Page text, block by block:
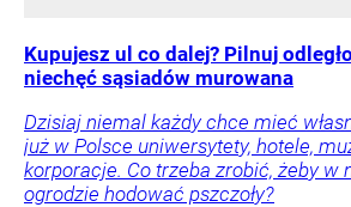
Kupujesz ul co dalej? Pilnuj
niechęć sąsiadów murowana
Dzisiaj niemal każdy chce mieć
już w Polsce uniwersytety, hotele,
korporacje. Co trzeba zrobić, żeby w
ogrodzie hodować pszczoły?